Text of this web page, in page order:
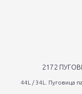
2172
44L / 34L. Пуговица